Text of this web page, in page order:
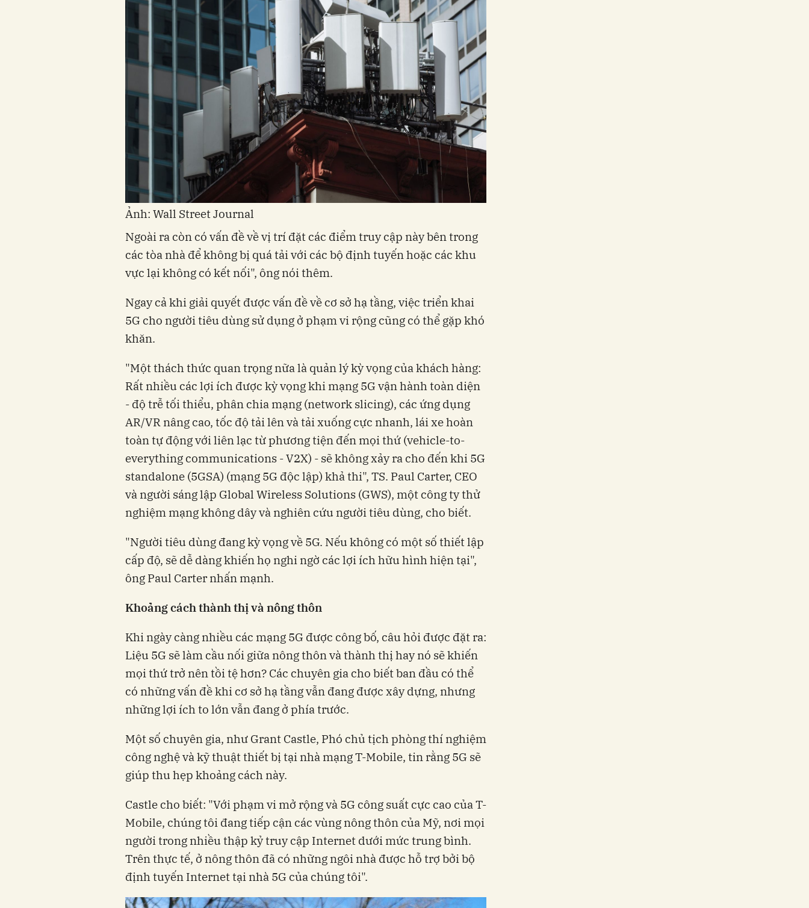
Ảnh: Wall Street Journal
Ngoài ra còn có vấn đề về vị trí đặt các điểm truy cập này bên trong
các tòa nhà để không bị quá tải với các bộ định tuyến hoặc các khu
vực lại không có kết nối", ông nói thêm.
Ngay cả khi giải quyết được vấn đề về cơ sở hạ tầng, việc triển khai
5G cho người tiêu dùng sử dụng ở phạm vi rộng cũng có thể gặp khó
khăn.
"Một thách thức quan trọng nữa là quản lý kỳ vọng của khách hàng:
Rất nhiều các lợi ích được kỳ vọng khi mạng 5G vận hành toàn diện
- độ trễ tối thiểu, phân chia mạng (network slicing), các ứng dụng
AR/VR nâng cao, tốc độ tải lên và tải xuống cực nhanh, lái xe hoàn
toàn tự động với liên lạc từ phương tiện đến mọi thứ (vehicle-to-
everything communications - V2X) - sẽ không xảy ra cho đến khi 5G
standalone (5GSA) (mạng 5G độc lập) khả thi", TS. Paul Carter, CEO
và người sáng lập Global Wireless Solutions (GWS), một công ty thử
nghiệm mạng không dây và nghiên cứu người tiêu dùng, cho biết.
"Người tiêu dùng đang kỳ vọng về 5G. Nếu không có một số thiết lập
cấp độ, sẽ dễ dàng khiến họ nghi ngờ các lợi ích hữu hình hiện tại",
ông Paul Carter nhấn mạnh.
Khoảng cách thành thị và nông thôn
Khi ngày càng nhiều các mạng 5G được công bố, câu hỏi được đặt ra:
Liệu 5G sẽ làm cầu nối giữa nông thôn và thành thị hay nó sẽ khiến
mọi thứ trở nên tồi tệ hơn? Các chuyên gia cho biết ban đầu có thể
có những vấn đề khi cơ sở hạ tầng vẫn đang được xây dựng, nhưng
những lợi ích to lớn vẫn đang ở phía trước.
Một số chuyên gia, như Grant Castle, Phó chủ tịch phòng thí nghiệm
công nghệ và kỹ thuật thiết bị tại nhà mạng T-Mobile, tin rằng 5G sẽ
giúp thu hẹp khoảng cách này.
Castle cho biết: "Với phạm vi mở rộng và 5G công suất cực cao của T-
Mobile, chúng tôi đang tiếp cận các vùng nông thôn của Mỹ, nơi mọi
người trong nhiều thập kỷ truy cập Internet dưới mức trung bình.
Trên thực tế, ở nông thôn đã có những ngôi nhà được hỗ trợ bởi bộ
định tuyến Internet tại nhà 5G của chúng tôi".